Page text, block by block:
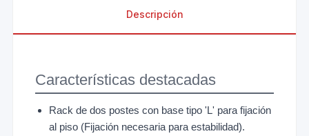
Descripción
Características destacadas
Rack de dos postes con base tipo 'L' para fijación
al piso (Fijación necesaria para estabilidad).